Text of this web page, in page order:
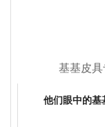
基基皮
他们眼中的基